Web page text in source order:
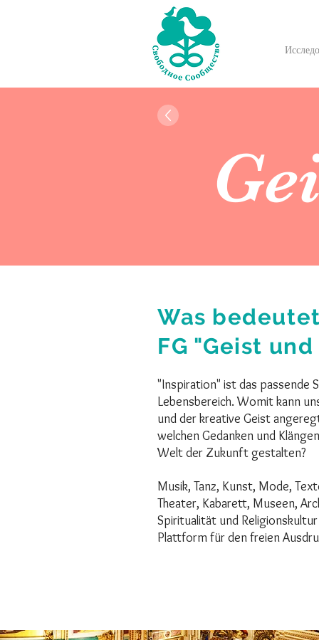
Was
FG "Geist
"Inspiration" ist das passende
Lebensbereich. Womit kann
und der kreative Geist
welchen Gedanken und
Welt der Zukunft gestalten?
Musik, Tanz, Kunst, Mode,
Theater, Kabarett, Museen,
Spiritualität und
Plattform für den freien